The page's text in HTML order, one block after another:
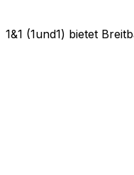
1&1 (1und1) bietet